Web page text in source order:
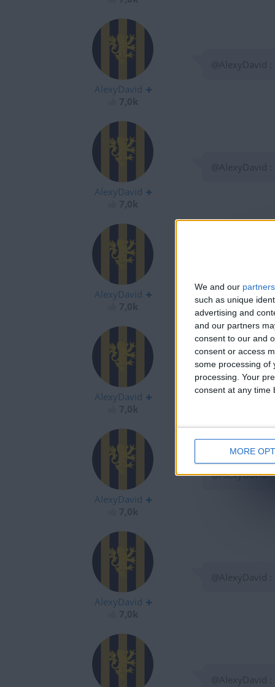
We and our partners
such as unique
advertising and
and our partners
consent to our and
consent or access
some processing of
processing. Your
consent at any time
MORE
AlexyDavid
@AlexyDavid :
AlexyDavid
@AlexyDavid :
AlexyDavid
AlexyDavid
@AlexyDavid :
AlexyDavid
@AlexyDavid :
AlexyDavid
@AlexyDavid :
@AlexyDavid :